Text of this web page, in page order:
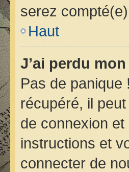
serez
Haut
J’ai perdu
Pas de panique
récupéré, il
de connexion
instructions et
connecter de